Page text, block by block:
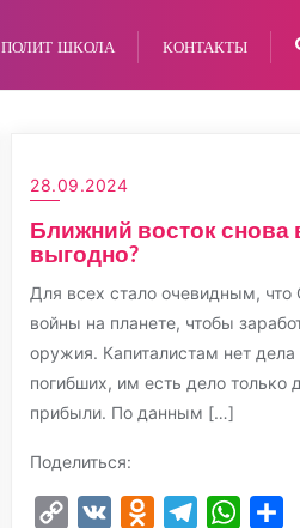
ПОЛИТ ШКОЛА КОНТАКТЫ
28.09.2024
Ближний восток снова
выгодно?
Для всех стало очевидным,
войны на планете, чтобы
оружия. Капиталистам нет дела
погибших, им есть дело только
прибыли. По данным […]
Поделиться:
Copy
VK Odnoklassniki
Telegram